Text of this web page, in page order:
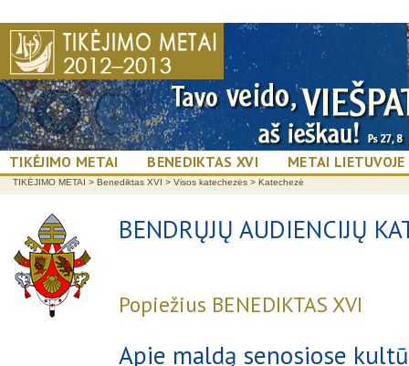
TIKĖJIMO METAI BENEDIKTAS XVI METAI LIETUVOJE
TIKĖJIMO METAI > Benediktas XVI > Visos katechezės > Katechezė
BENDRŲJŲ AUDIENCIJŲ
Popiežius BENEDIKTAS XVI
Apie maldą senosiose